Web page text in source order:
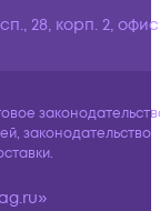
28, корп. 2,
законодательство